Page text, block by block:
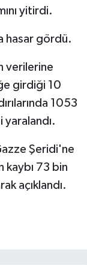
yitirdi.
hasar gördü.
verilerine
girdiği 10
1053
yaralandı.
Şeridi'ne
kaybı 73 bin
açıklandı.